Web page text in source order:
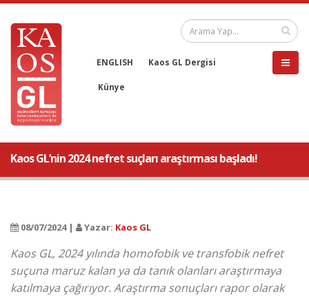
ENGLISH Kaos GL Dergisi
Künye
Kaos GL’nin 2024 nefret suçları araştırması başladı!
08/07/2024 | Yazar: Kaos GL
Kaos GL, 2024 yılında homofobik ve transfobik nefret
suçuna maruz kalan ya da tanık olanları araştırmaya
katılmaya çağırıyor. Araştırma sonuçları rapor olarak